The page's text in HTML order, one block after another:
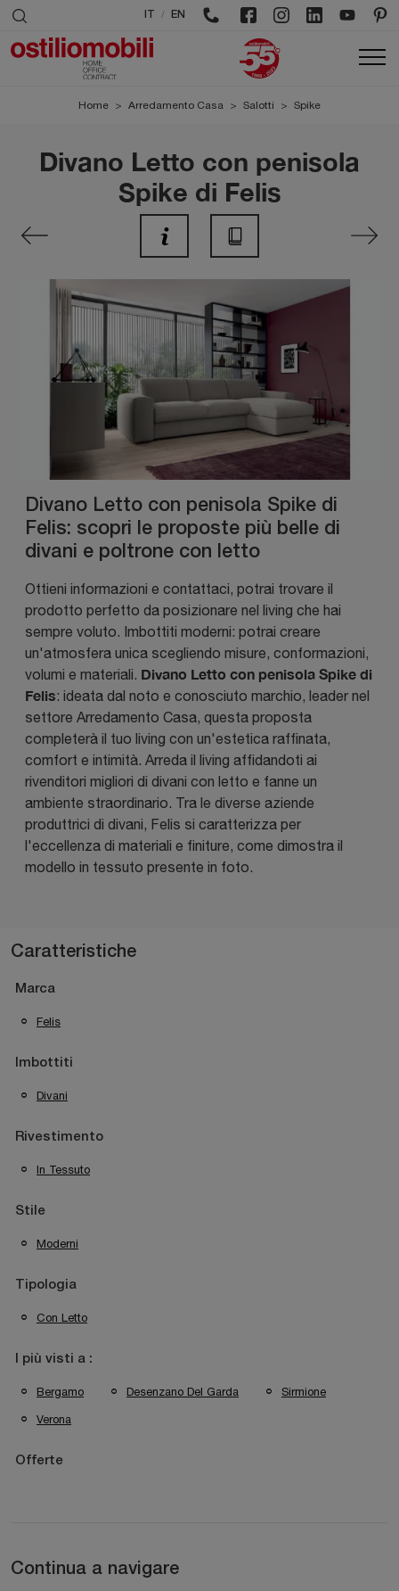
/ EN
Home > Arredamento Casa > Salotti > Spike
Divano Letto con penisola
Spike di Felis
Divano Letto con penisola Spike di
Felis: scopri le proposte più belle di
divani e poltrone con letto
Ottieni informazioni e contattaci, potrai trovare il
prodotto perfetto da posizionare nel living che hai
sempre voluto. Imbottiti moderni: potrai creare
un'atmosfera unica scegliendo misure, conformazioni,
volumi e materiali. Divano Letto con penisola Spike di
Felis: ideata dal noto e conosciuto marchio, leader nel
settore Arredamento Casa, questa proposta
completerà il tuo living con un'estetica raffinata,
comfort e intimità. Arreda il living affidandoti ai
rivenditori migliori di divani con letto e fanne un
ambiente straordinario. Tra le diverse aziende
produttrici di divani, Felis si caratterizza per
l'eccellenza di materiali e finiture, come dimostra il
modello in tessuto presente in foto.
Caratteristiche
Marca
Felis
Imbottiti
Divani
Rivestimento
In Tessuto
Stile
Moderni
Tipologia
Con Letto
I più visti a :
Bergamo Desenzano Del Garda Sirmione
Verona
Offerte
Continua a navigare